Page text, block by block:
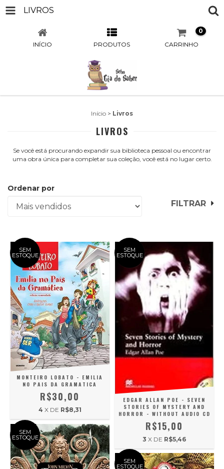
LIVROS
INÍCIO PRODUTOS CARRINHO
0
Início > Livros
LIVROS
Se você está procurando expandir sua biblioteca pessoal ou encontrar
uma obra única para completar sua coleção, você está no lugar certo.
Ordenar por
FILTRAR
SEM
ESTOQUE
MONTEIRO LOBATO - EMILIA
NO PAIS DA GRAMATICA
R$30,00
4 X DE R$8,31
SEM
ESTOQUE
EDGAR ALLAN POE - SEVEN
STORIES OF MYSTERY AND
HORROR - WITHOUT AUDIO CD
R$15,00
3 X DE R$5,46
SEM
ESTOQUE
SEM
ESTOQUE